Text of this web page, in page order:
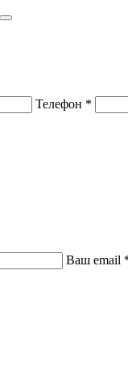
Телефон *
Ваш email